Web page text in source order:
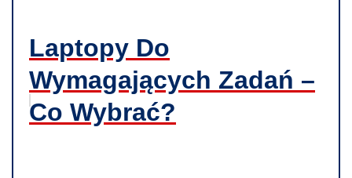
Laptopy Do
Wymagających Zadań –
Co Wybrać?